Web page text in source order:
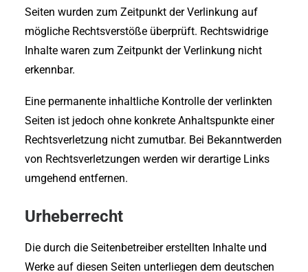
Seiten wurden zum Zeitpunkt der Verlinkung auf
mögliche Rechtsverstöße überprüft. Rechtswidrige
Inhalte waren zum Zeitpunkt der Verlinkung nicht
erkennbar.
Eine permanente inhaltliche Kontrolle der verlinkten
Seiten ist jedoch ohne konkrete Anhaltspunkte einer
Rechtsverletzung nicht zumutbar. Bei Bekanntwerden
von Rechtsverletzungen werden wir derartige Links
umgehend entfernen.
Urheberrecht
Die durch die Seitenbetreiber erstellten Inhalte und
Werke auf diesen Seiten unterliegen dem deutschen